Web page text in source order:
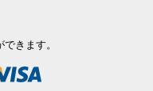
きます。